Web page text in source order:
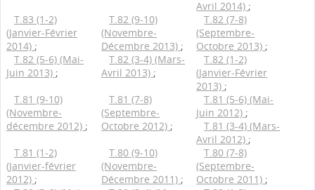
Avril 2014) ;
T.83 (1-2)
(Janvier-Février
2014) ;
T.82 (9-10)
(Novembre-
Décembre 2013) ;
T.82 (7-8)
(Septembre-
Octobre 2013) ;
T.82 (5-6) (Mai-
Juin 2013) ;
T.82 (3-4) (Mars-
Avril 2013) ;
T.82 (1-2)
(Janvier-Février
2013) ;
T.81 (9-10)
(Novembre-
décembre 2012) ;
T.81 (7-8)
(Septembre-
Octobre 2012) ;
T.81 (5-6) (Mai-
Juin 2012) ;
T.81 (3-4) (Mars-
Avril 2012) ;
T.81 (1-2)
(Janvier-février
2012) ;
T.80 (9-10)
(Novembre-
Décembre 2011) ;
T.80 (7-8)
(Septembre-
Octobre 2011) ;